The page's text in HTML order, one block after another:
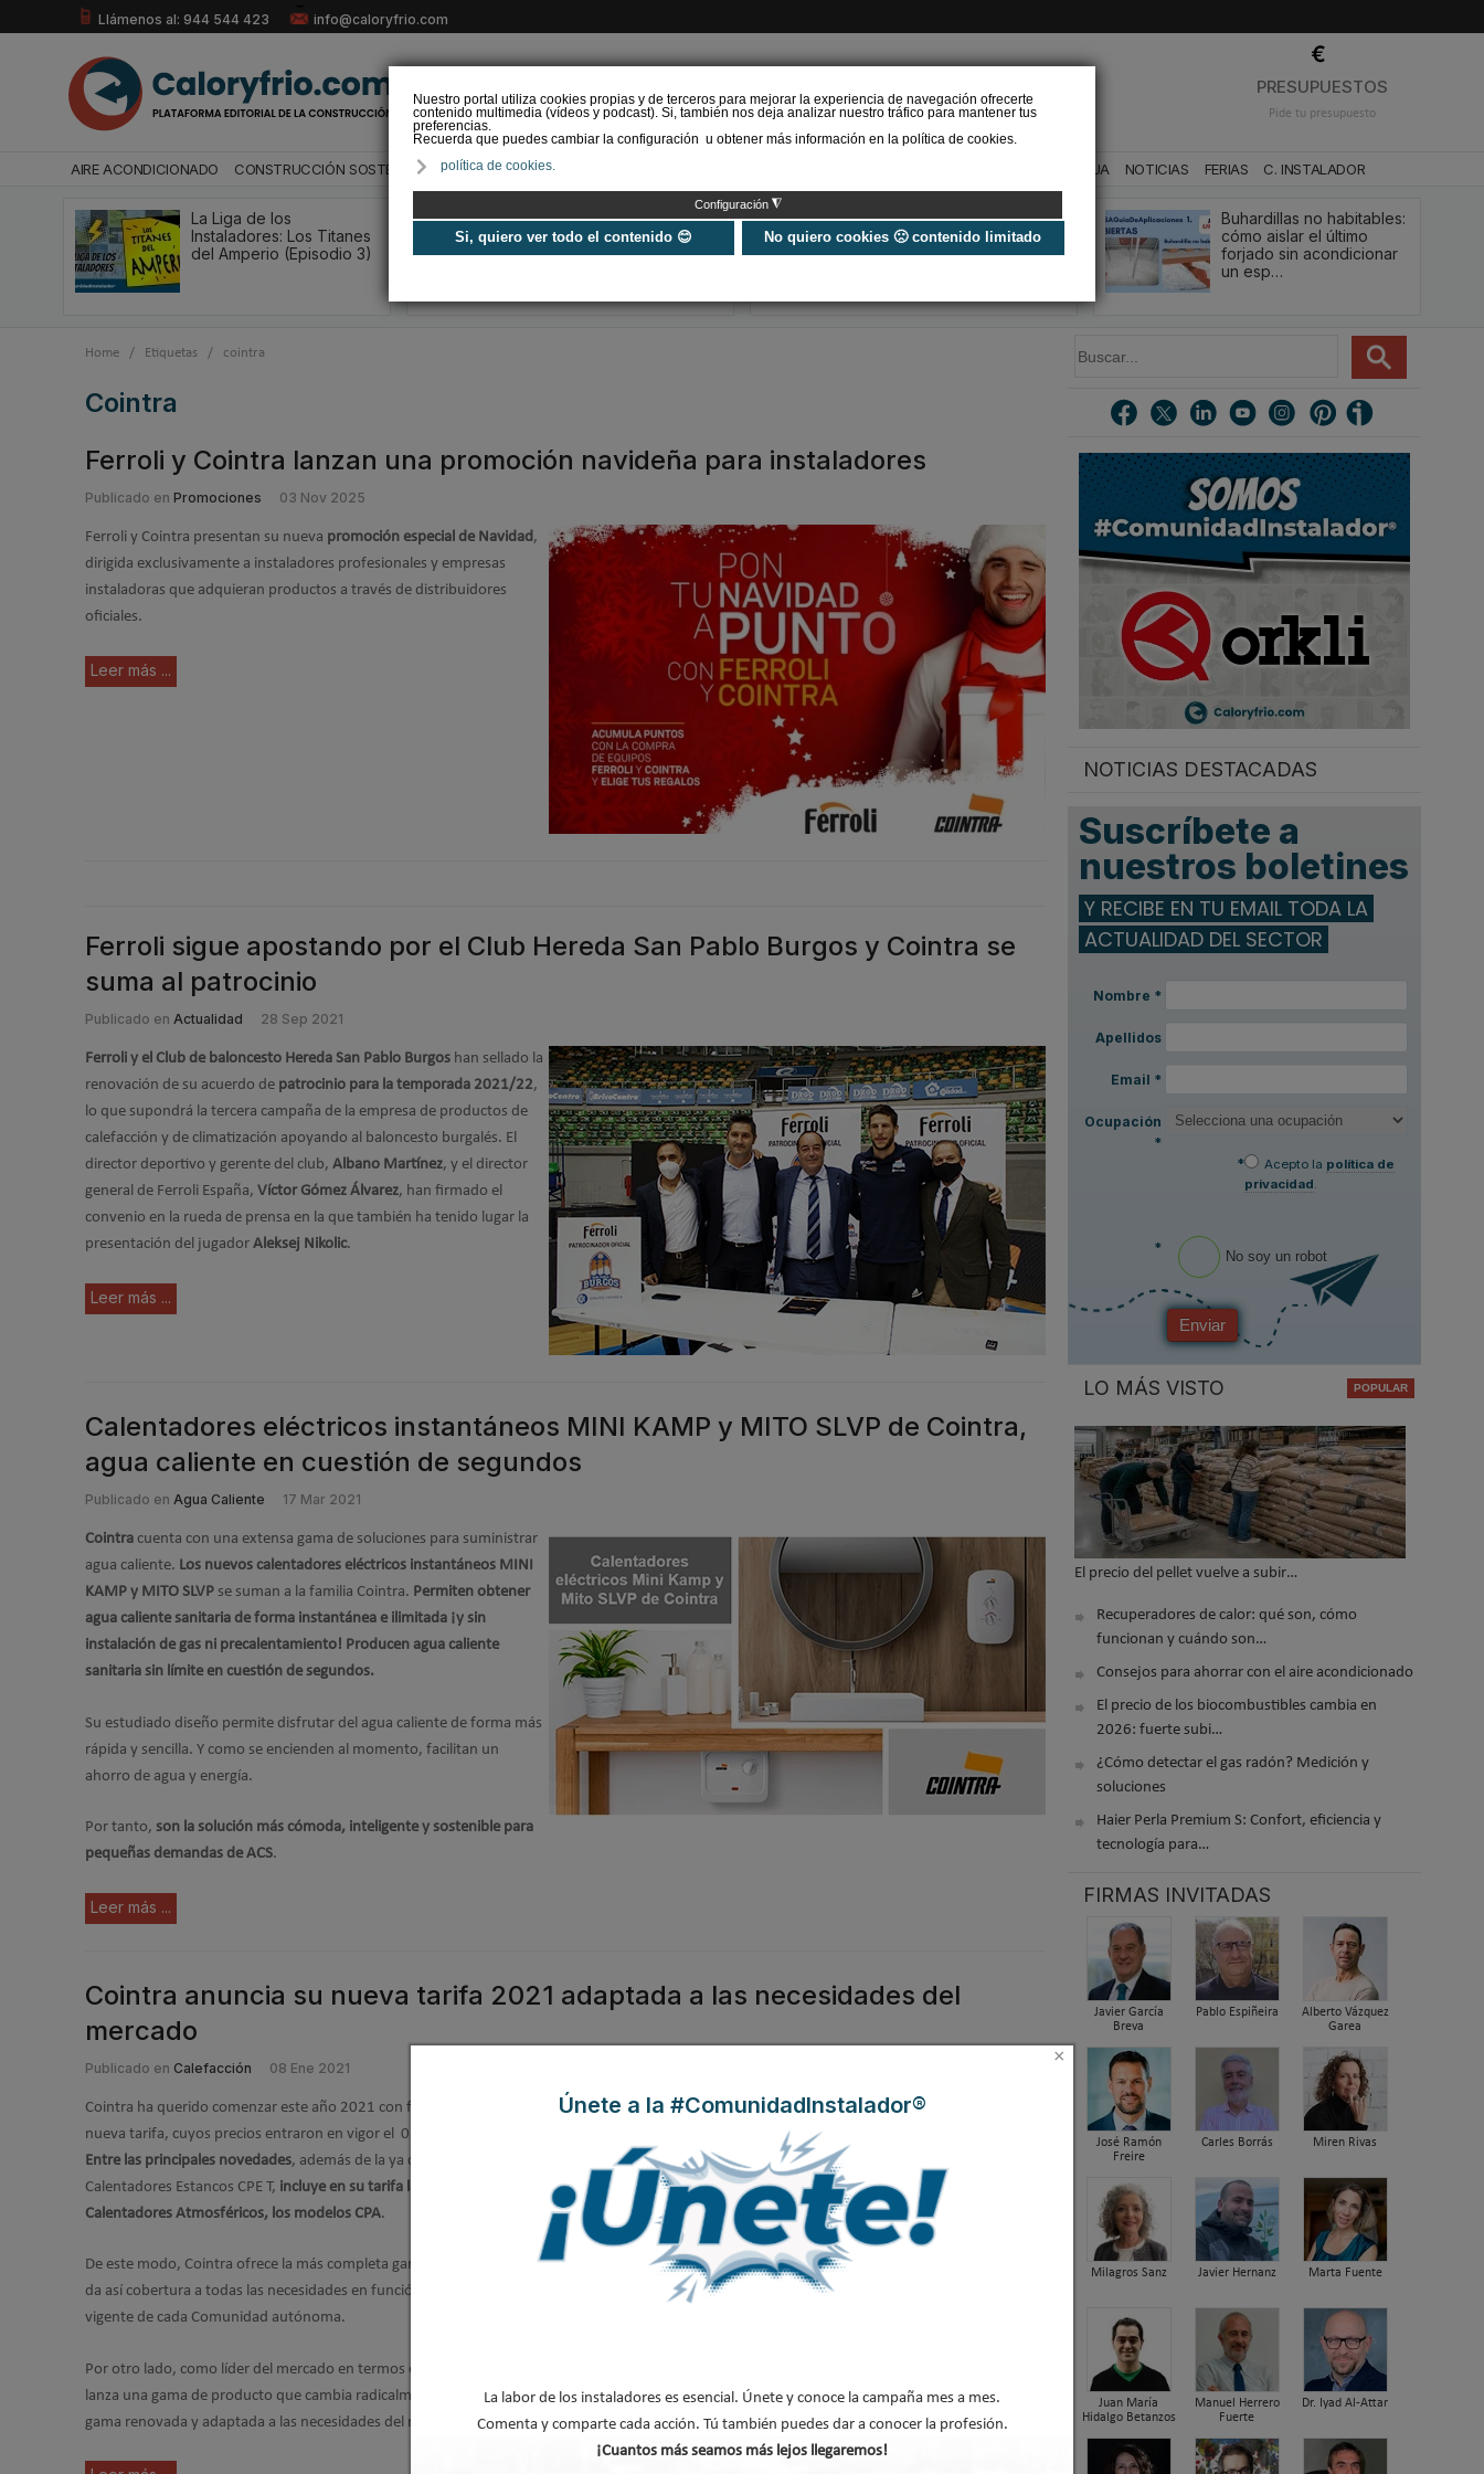
Nuestro portal utiliza cookies propias y de terceros para mejorar la experiencia de navegación ofrecerte
contenido multimedia (vídeos y podcast). Si, también nos deja analizar nuestro tráfico para mantener tus
preferencias.
Recuerda que puedes cambiar la configuración u obtener más información en la política de cookies.
política de cookies.
Configuración ◮
Si, quiero ver todo el contenido 😊 No quiero cookies 🙁 contenido limitado
Llámenos al: 944 544 423 info@caloryfrio.com
PRESUPUESTOS
Pide tu presupuesto
AIRE ACONDICIONADO CONSTRUCCIÓN SOSTENIBLE ENERGÍAS RENOVABLES BAÑO Y AGUA NOTICIAS FERIAS C. INSTALADOR
La Liga de los
Instaladores: Los Titanes
del Amperio (Episodio 3)
Universo Aniversario - Un
año, muchos momentos
Verifactu en
climatización: qué le va a
exigir la ley a tu
Buhardillas no habitables:
cómo aislar el último
forjado sin acondicionar
un esp…
Home / Etiquetas / cointra
cointra
Ferroli y Cointra lanzan una promoción navideña para instaladores
Publicado en Promociones 03 Nov 2025
Ferroli y Cointra presentan su nueva promoción especial de Navidad,
dirigida exclusivamente a instaladores profesionales y empresas
instaladoras que adquieran productos a través de distribuidores
oficiales.
Leer más ...
Ferroli sigue apostando por el Club Hereda San Pablo Burgos y Cointra se
suma al patrocinio
Publicado en Actualidad 28 Sep 2021
Ferroli y el Club de baloncesto Hereda San Pablo Burgos han sellado la
renovación de su acuerdo de patrocinio para la temporada 2021/22,
lo que supondrá la tercera campaña de la empresa de productos de
calefacción y de climatización apoyando al baloncesto burgalés. El
director deportivo y gerente del club, Albano Martínez, y el director
general de Ferroli España, Víctor Gómez Álvarez, han firmado el
convenio en la rueda de prensa en la que también ha tenido lugar la
presentación del jugador Aleksej Nikolic.
Leer más ...
Calentadores eléctricos instantáneos MINI KAMP y MITO SLVP de Cointra,
agua caliente en cuestión de segundos
Publicado en Agua Caliente 17 Mar 2021
Cointra cuenta con una extensa gama de soluciones para suministrar
agua caliente. Los nuevos calentadores eléctricos instantáneos MINI
KAMP y MITO SLVP se suman a la familia Cointra. Permiten obtener
agua caliente sanitaria de forma instantánea e ilimitada ¡y sin
instalación de gas ni precalentamiento! Producen agua caliente
sanitaria sin límite en cuestión de segundos.
Su estudiado diseño permite disfrutar del agua caliente de forma más
rápida y sencilla. Y como se encienden al momento, facilitan un
ahorro de agua y energía.
Por tanto, son la solución más cómoda, inteligente y sostenible para
pequeñas demandas de ACS.
Leer más ...
Cointra anuncia su nueva tarifa 2021 adaptada a las necesidades del
mercado
Publicado en Calefacción 08 Ene 2021
Cointra ha querido comenzar este año 2021 con fuerza lanzando su
nueva tarifa, cuyos precios entraron en vigor el 01 de enero de 2021.
Entre las principales novedades, además de la ya conocida gama de
Calentadores Estancos CPE T, incluye en su tarifa la gama de
Calentadores Atmosféricos, los modelos CPA.
De este modo, Cointra ofrece la más completa gama del mercado y
da así cobertura a todas las necesidades en función de la normativa
vigente de cada Comunidad autónoma.
Por otro lado, como líder del mercado en termos eléctricos, Cointra
lanza una gama de producto que cambia radicalmente, siendo una
gama renovada y adaptada a las necesidades del mercado.
u
r
NOTICIAS DESTACADAS
Suscríbete a
nuestros boletines
Y RECIBE EN TU EMAIL TODA LA
ACTUALIDAD DEL SECTOR
Nombre *
Apellidos
Email *
Ocupación
*
*
Acepto la política de
privacidad.
* No soy un robot
Enviar
LO MÁS VISTO
El precio del pellet vuelve a subir…
Recuperadores de calor: qué son, cómo
funcionan y cuándo son…
Consejos para ahorrar con el aire acondicionado
El precio de los biocombustibles cambia en
2026: fuerte subi…
¿Cómo detectar el gas radón? Medición y
soluciones
Haier Perla Premium S: Confort, eficiencia y
tecnología para…
FIRMAS INVITADAS
Javier García
Breva
Pablo Espiñeira
Alberto Vázquez
Garea
José Ramón
Freire
Carles Borrás Miren Rivas
Milagros Sanz Javier Hernanz Marta Fuente
Juan María
Hidalgo Betanzos
Manuel Herrero
Fuerte
Dr. Iyad Al-Attar
×
Únete a la #ComunidadInstalador®
La labor de los instaladores es esencial. Únete y conoce la campaña mes a mes.
Comenta y comparte cada acción. Tú también puedes dar a conocer la profesión.
¡Cuantos más seamos más lejos llegaremos!